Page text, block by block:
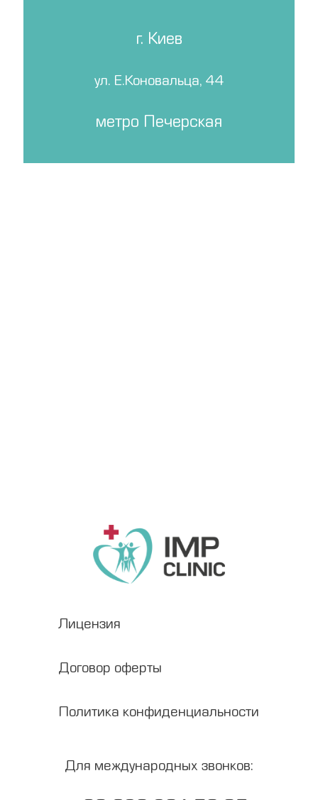
г. Киев
ул. Е.Коновальца, 44
метро Печерская
Лицензия
Договор оферты
Политика конфиденциальности
Для международных звонков: